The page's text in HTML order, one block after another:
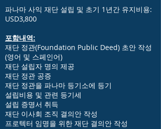
파나마 사익 재단 설립 및 초기 1년간 유지비용:
USD3,800
포함내역:
재단 정관(Foundation Public Deed) 초안 작성
(영어 및 스페인어)
재단 설립자 명의 제공
재단 정관 공증
재단 정관을 파나마 등기소에 등기
설립비용 및 관련 등기세
설립 증명서 취득
재단 이사회 조직 결의안 작성
프로텍터 임명을 위한 재단 결의안 작성